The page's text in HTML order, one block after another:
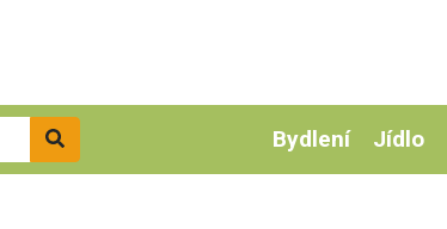
Bydlení Jídlo